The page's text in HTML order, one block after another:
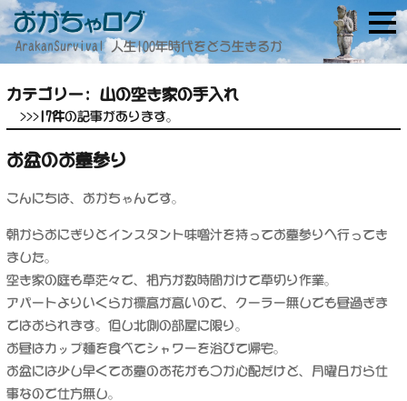
ArakanSurvival 人生100年時代をどう生きるか
カテゴリー:山の空き家の手入れ
>>>17件の記事があります。
お盆のお墓参り
こんにちは、おかちゃんです。
朝からおにぎりとインスタント味噌汁を持ってお墓参りへ行ってき
ました。
空き家の庭も草茫々で、相方が数時間かけて草切り作業。
アパートよりいくらか標高が高いので、クーラー無しでも昼過ぎま
ではおられます。但し北側の部屋に限り。
お昼はカップ麺を食べてシャワーを浴びて帰宅。
お盆には少し早くてお墓のお花がもつか心配だけど、月曜日から仕
事なので仕方無し。